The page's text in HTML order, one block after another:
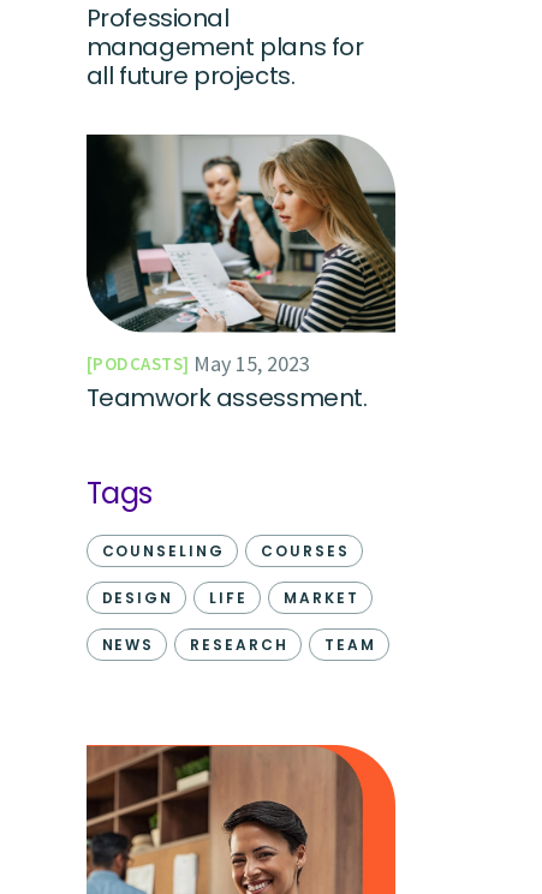
Professional
management plans for
all future projects.
PODCASTS May 15, 2023
Teamwork assessment.
Tags
COUNSELING COURSES
DESIGN LIFE MARKET
NEWS RESEARCH TEAM